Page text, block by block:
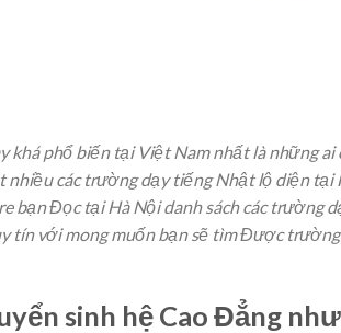
khá phổ biến tại Việt Nam nhất là những
nhiều các trường dạy tiếng Nhật lộ diện tại
bạn Đọc tại Hà Nội danh sách các trường
tín với mong muốn bạn sẽ tìm Được
sinh hệ Cao Đẳng như